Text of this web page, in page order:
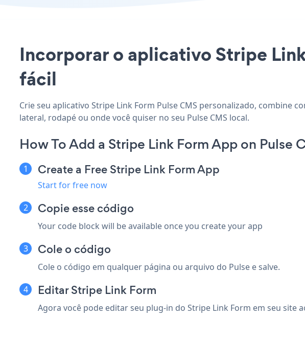
Incorporar o aplicativo Stripe
fácil
Crie seu aplicativo Stripe Link Form Pulse CMS personalizado, combine
lateral, rodapé ou onde você quiser no seu Pulse CMS local.
How To Add a Stripe Link Form App on Pulse
Create a Free Stripe Link Form App
Start for free now
Copie esse código
Your code block will be available once you create your app
Cole o código
Cole o código em qualquer página ou arquivo do Pulse e salve.
Editar Stripe Link Form
Agora você pode editar seu plug-in do Stripe Link Form em seu site